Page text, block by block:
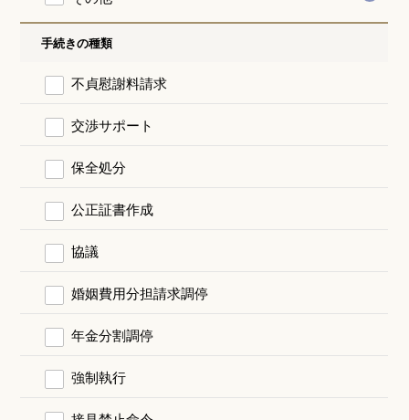
手続きの種類
不貞慰謝料請求
交渉サポート
保全処分
公正証書作成
協議
婚姻費用分担請求調停
年金分割調停
強制執行